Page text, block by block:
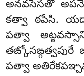
అనవసేసతో
కత్వా ఠపేసి. యదా
పత్వా
పత్వా